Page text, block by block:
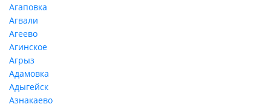
Агаповка
Агвали
Агеево
Агинское
Агрыз
Адамовка
Адыгейск
Азнакаево